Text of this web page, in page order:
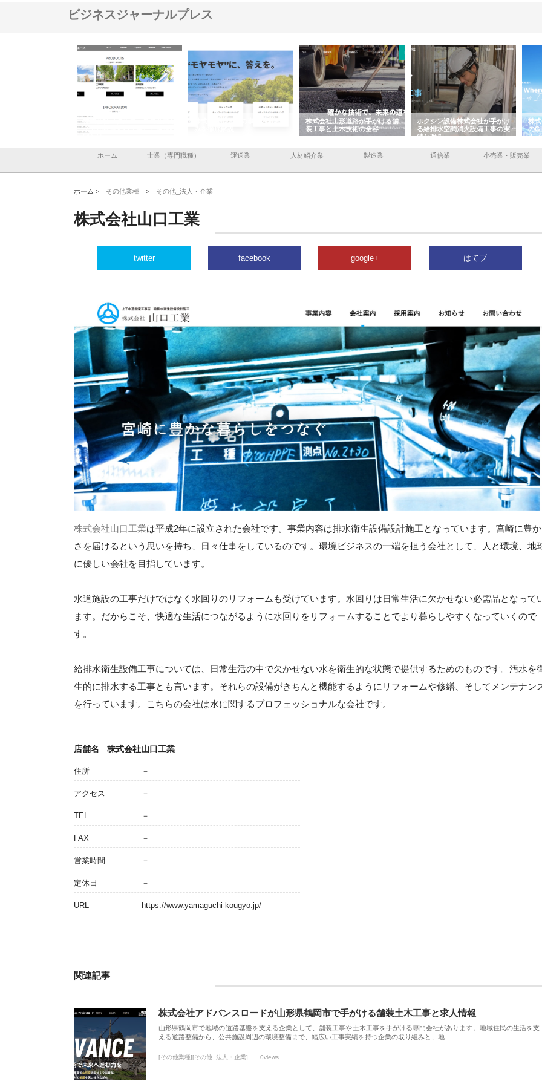
ビジネスジャーナルプレス
イトが提供する充実した情報内
株式会社ＣＳＡの事業内容と強
株式会社山形道路が手がける舗
装工事と土木技術の全容
ホクシン設備株式会社が手がけ
る給排水空調消火設備工事の実
績と強み
株
の
入
ホーム 士業（専門職種） 運送業 人材紹介業 製造業 通信業 小売業・販売業
ホーム > その他業種 > その他_法人・企業
株式会社山口工業
twitter facebook google+ はてブ
株式会社山口工業は平成2年に設立された会社です。事業内容は排水衛生設備設計施工となっています。宮崎に豊か
さを届けるという思いを持ち、日々仕事をしているのです。環境ビジネスの一端を担う会社として、人と環境、地
に優しい会社を目指しています。
水道施設の工事だけではなく水回りのリフォームも受けています。水回りは日常生活に欠かせない必需品となって
ます。だからこそ、快適な生活につながるように水回りをリフォームすることでより暮らしやすくなっていくので
す。
給排水衛生設備工事については、日常生活の中で欠かせない水を衛生的な状態で提供するためのものです。汚水を
生的に排水する工事とも言います。それらの設備がきちんと機能するようにリフォームや修繕、そしてメンテナン
を行っています。こちらの会社は水に関するプロフェッショナルな会社です。
店舗名 株式会社山口工業
住所 －
アクセス －
TEL －
FAX －
営業時間 －
定休日 －
URL https://www.yamaguchi-kougyo.jp/
関連記事
株式会社アドバンスロードが山形県鶴岡市で手がける舗装土木工事と求人情報
山形県鶴岡市で地域の道路基盤を支える企業として、舗装工事や土木工事を手がける専門会社があります。地域住民の生活を支
える道路整備から、公共施設周辺の環境整備まで、幅広い工事実績を持つ企業の取り組みと、地…
[その他業種][その他_法人・企業] 0views